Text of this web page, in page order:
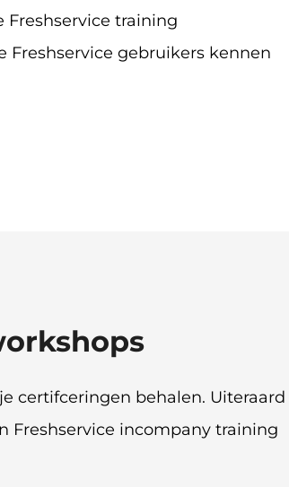
Freshservice training
Freshservice gebruikers kennen
certifceringen behalen. Uiteraard
Freshservice incompany training